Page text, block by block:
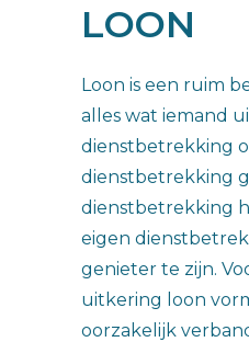
LOON
Loon is een ruim
alles wat iemand
dienstbetrekking
dienstbetrekking
dienstbetrekking
eigen
genieter te zijn.
uitkering loon
oorzakelijk